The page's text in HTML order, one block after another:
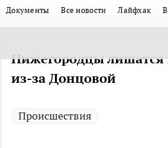
Документы Все новости Лайфхак
Нижегородцы лишатся
из-за Донцовой
Происшествия